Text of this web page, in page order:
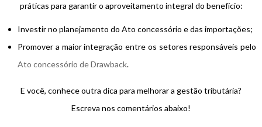
práticas para garantir o aproveitamento integral do benefício:
Investir no planejamento do Ato concessório e das importações;
Promover a maior integração entre os setores responsáveis pelo
Ato concessório de Drawback.
E você, conhece outra dica para melhorar a gestão tributária?
Escreva nos comentários abaixo!